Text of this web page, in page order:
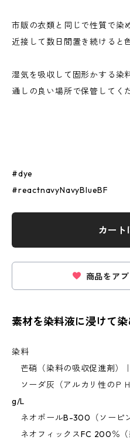
市販の衣類と同じで性質で染
近接して数日間置き続けると
湿気を吸収して固形かする染
通しの良い場所で保管してく
#dye
#reactnavyNavyBlueBF
カート
商品をア
素材を染料液に浸けて
染料
芒硝（染料の吸収促進剤）
ソーダ灰（アルカリ性のＰ
g/L
ネオポールB-300（ソーピ
ネオフィックスFC 200％（